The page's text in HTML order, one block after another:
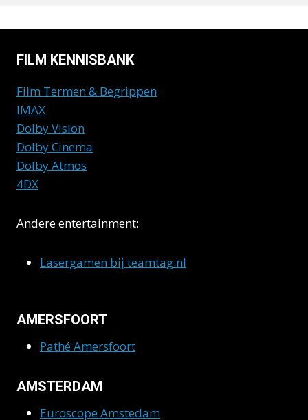
FILM KENNISBANK
Film Termen & Begrippen
IMAX
Dolby Vision
Dolby Cinema
Dolby Atmos
4DX
Andere entertainment:
Lasergamen bij teamtag.nl
AMERSFOORT
Pathé Amersfoort
AMSTERDAM
Euroscope Amstedam